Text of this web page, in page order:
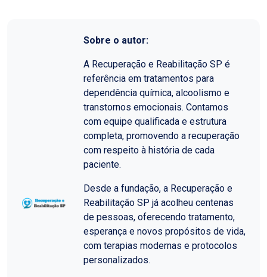
Sobre o autor:
A Recuperação e Reabilitação SP é
referência em tratamentos para
dependência química, alcoolismo e
transtornos emocionais. Contamos
com equipe qualificada e estrutura
completa, promovendo a recuperação
com respeito à história de cada
paciente.
Desde a fundação, a Recuperação e
Reabilitação SP já acolheu centenas
de pessoas, oferecendo tratamento,
esperança e novos propósitos de vida,
com terapias modernas e protocolos
personalizados.